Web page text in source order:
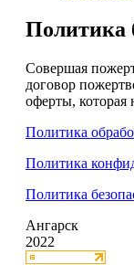
Политика
Совершая
договор
оферты, которая
Политика
Политика
Политика
Ангарск
2022